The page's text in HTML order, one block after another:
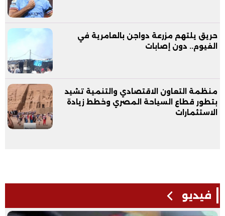
حريق يلتهم مزرعة دواجن بالعامرية في
الفيوم.. دون إصابات
منظمة التعاون الاقتصادي والتنمية تشيد
بتطور قطاع السياحة المصري وخطط زيادة
الاستثمارات
فيديو